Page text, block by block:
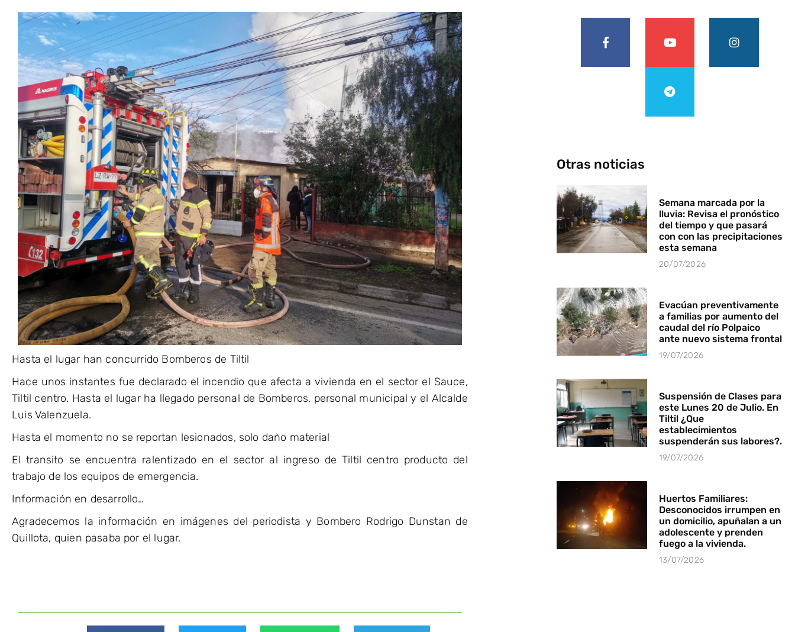
Hasta el lugar han concurrido Bomberos de Tiltil
Hace unos instantes fue declarado el incendio que afecta a vivienda en el sector el Sauce,
Tiltil centro. Hasta el lugar ha llegado personal de Bomberos, personal municipal y el Alcalde
Luis Valenzuela.
Hasta el momento no se reportan lesionados, solo daño material
El transito se encuentra ralentizado en el sector al ingreso de Tiltil centro producto del
trabajo de los equipos de emergencia.
Información en desarrollo…
Agradecemos la información en imágenes del periodista y Bombero Rodrigo Dunstan de
Quillota, quien pasaba por el lugar.
Otras noticias
Semana marcada por la
lluvia: Revisa el pronóstico
del tiempo y que pasará
con con las precipitaciones
esta semana
20/07/2026
Evacúan preventivamente
a familias por aumento del
caudal del río Polpaico
ante nuevo sistema frontal
19/07/2026
Suspensión de Clases para
este Lunes 20 de Julio. En
Tiltil ¿Que
establecimientos
suspenderán sus labores?.
19/07/2026
Huertos Familiares:
Desconocidos irrumpen en
un domicilio, apuñalan a un
adolescente y prenden
fuego a la vivienda.
13/07/2026